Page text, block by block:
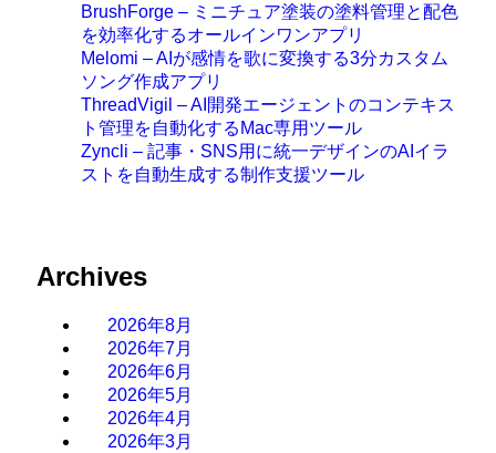
BrushForge – ミニチュア塗装の塗料管理と配色
を効率化するオールインワンアプリ
Melomi – AIが感情を歌に変換する3分カスタム
ソング作成アプリ
ThreadVigil – AI開発エージェントのコンテキス
ト管理を自動化するMac専用ツール
Zyncli – 記事・SNS用に統一デザインのAIイラ
ストを自動生成する制作支援ツール
Archives
2026年8月
2026年7月
2026年6月
2026年5月
2026年4月
2026年3月